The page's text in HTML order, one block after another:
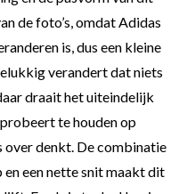
de foto’s, omdat Adidas
is, dus een kleine
verandert dat niets
draait het uiteindelijk
te houden op
over denkt. De combinatie
een nette snit maakt dit